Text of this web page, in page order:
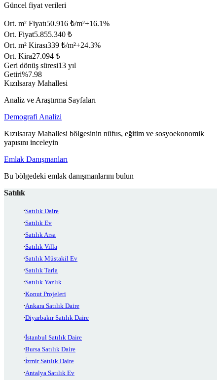
Güncel fiyat verileri
Ort. m² Fiyatı50.916 ₺/m²+16.1%
Ort. Fiyat5.855.340 ₺
Ort. m² Kirası339 ₺/m²+24.3%
Ort. Kira27.094 ₺
Geri dönüş süresi13 yıl
Getiri%7.98
Kızılsaray Mahallesi
Analiz ve Araştırma Sayfaları
Demografi Analizi
Kızılsaray Mahallesi bölgesinin nüfus, eğitim ve sosyoekonomik
yapısını inceleyin
Emlak Danışmanları
Bu bölgedeki emlak danışmanlarını bulun
Satılık
Satılık Daire
Satılık Ev
Satılık Arsa
Satılık Villa
Satılık Müstakil Ev
Satılık Tarla
Satılık Yazlık
Konut Projeleri
Ankara Satılık Daire
Diyarbakır Satılık Daire
İstanbul Satılık Daire
Bursa Satılık Daire
İzmir Satılık Daire
Antalya Satılık Ev